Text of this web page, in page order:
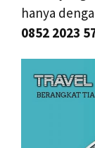
hanya
0852 2023